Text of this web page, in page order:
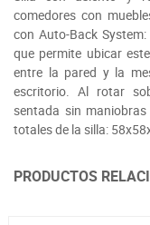
comedores con
con Auto-Back
que permite ubicar
entre la pared y la
escritorio. Al rotar
sentada sin
totales de la silla:
PRODUCTOS